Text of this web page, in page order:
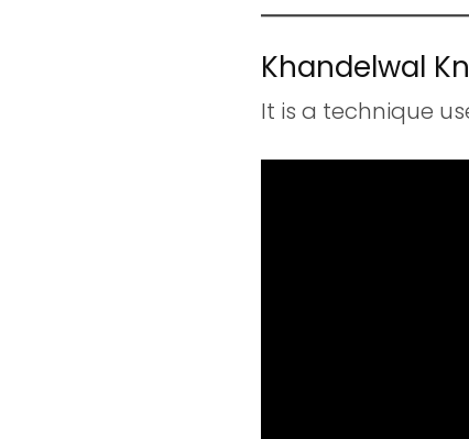
Khandelwal
It is a technique